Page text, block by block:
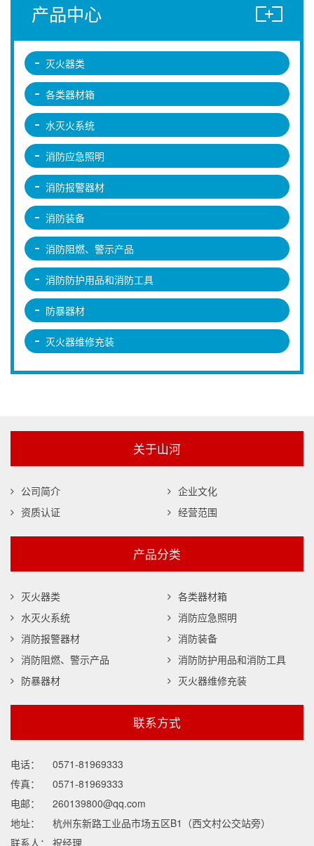
产品中心
灭火器类
各类器材箱
水灭火系统
消防应急照明
消防报警器材
消防装备
消防阻燃、警示产品
消防防护用品和消防工具
防暴器材
灭火器维修充装
关于山河
公司简介
企业文化
资质认证
经营范围
产品分类
灭火器类
各类器材箱
水灭火系统
消防应急照明
消防报警器材
消防装备
消防阻燃、警示产品
消防防护用品和消防工具
防暴器材
灭火器维修充装
联系方式
电话：
0571-81969333
传真：
0571-81969333
电邮：
260139800@qq.com
地址：
杭州东新路工业品市场五区B1（西文村公交站旁）
联系人：
祝经理